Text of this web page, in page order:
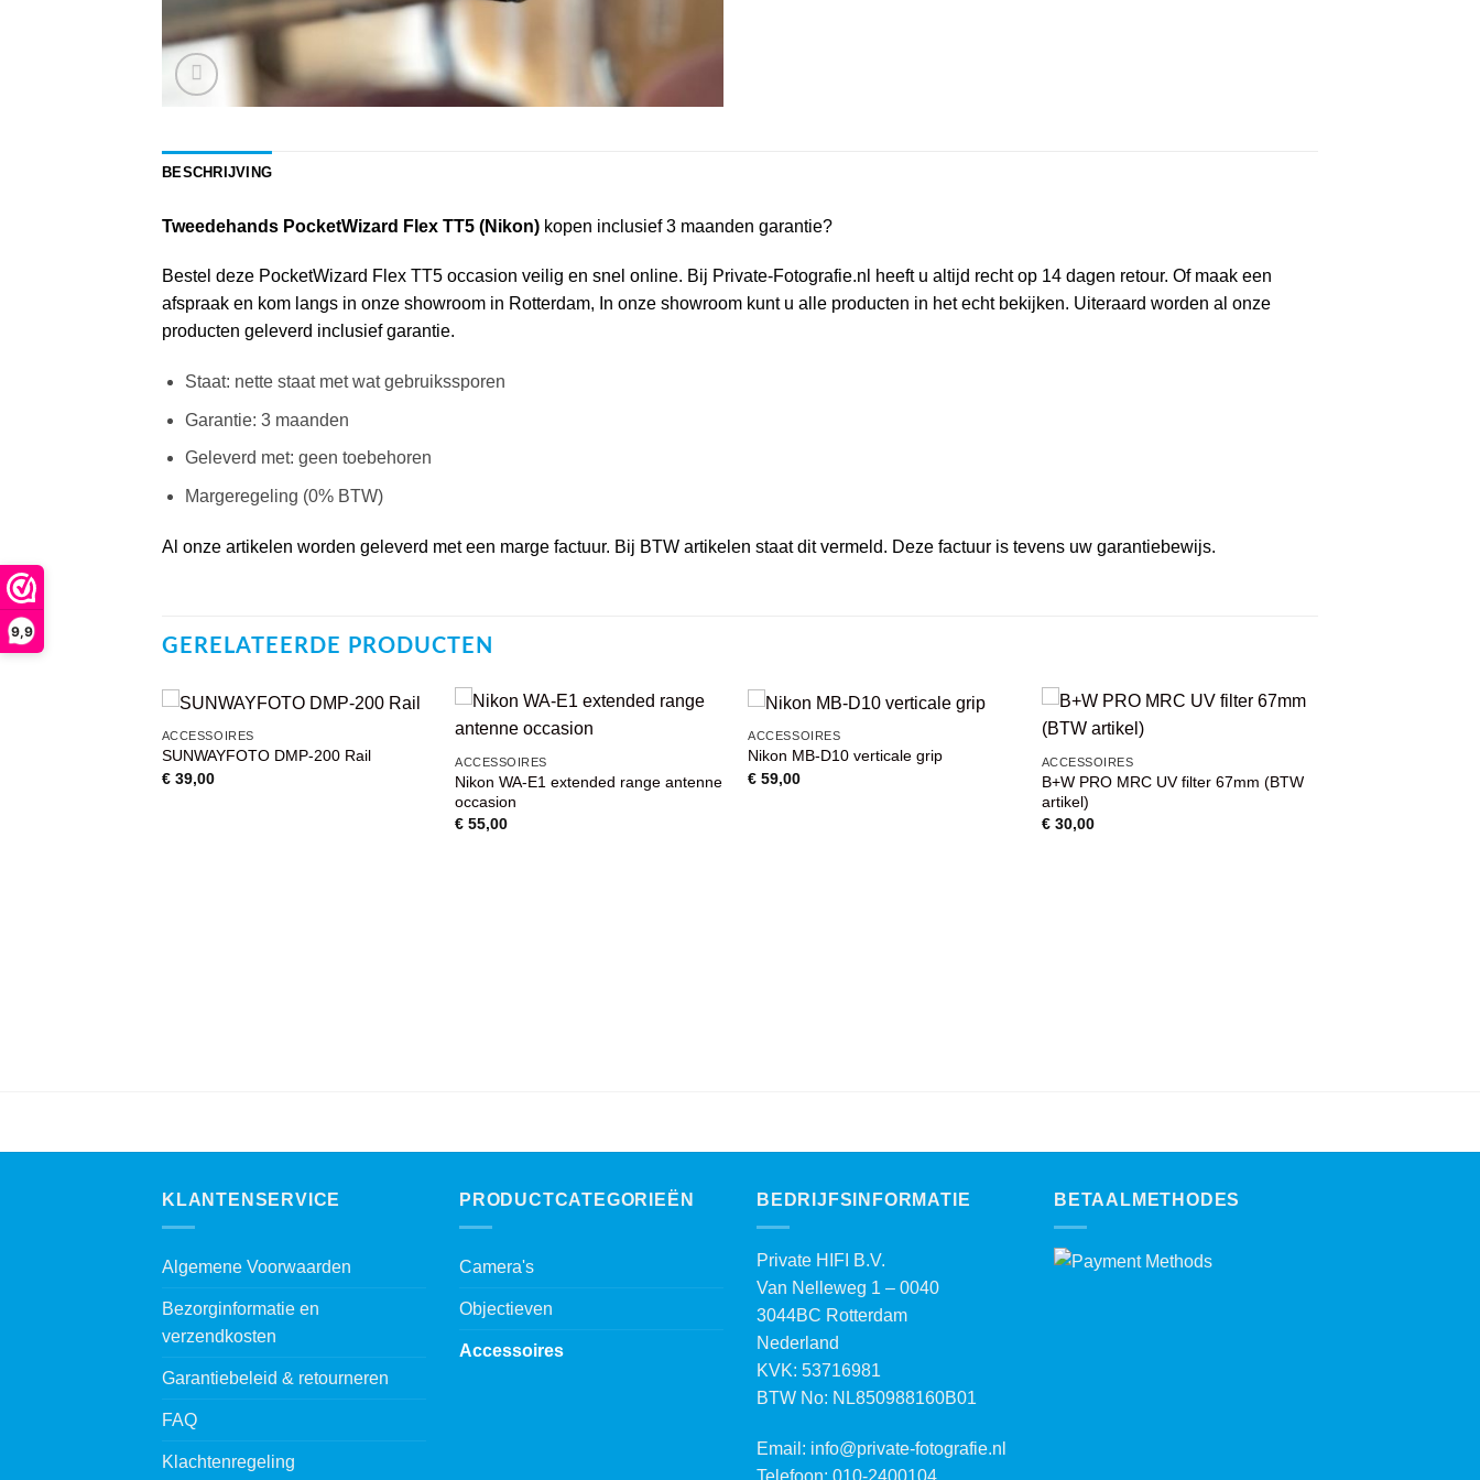
9,9
BESCHRIJVING
Tweedehands PocketWizard Flex TT5 (Nikon) kopen inclusief 3 maanden garantie?
Bestel deze PocketWizard Flex TT5 occasion veilig en snel online. Bij Private-Fotografie.nl heeft u altijd recht op 14 dagen retour. Of maak een
afspraak en kom langs in onze showroom in Rotterdam, In onze showroom kunt u alle producten in het echt bekijken. Uiteraard worden al onze
producten geleverd inclusief garantie.
Staat: nette staat met wat gebruikssporen
Garantie: 3 maanden
Geleverd met: geen toebehoren
Margeregeling (0% BTW)
Al onze artikelen worden geleverd met een marge factuur. Bij BTW artikelen staat dit vermeld. Deze factuur is tevens uw garantiebewijs.
GERELATEERDE PRODUCTEN
VOEG TOE
ACCESSOIRES
SUNWAYFOTO DMP-200 Rail
€39,00
WENSENLIJST
ACCESSOIRES
Nikon WA-E1 extended range antenne
occasion
€ 55,00
VOEG TOE
ACCESSOIRES
Nikon MB-D10 verticale grip
€ 59,00
WENSENLIJST
ACCESSOIRES
B+W PRO MRC UV filter 67mm (BTW
artikel)
€30,00
KLANTENSERVICE
Algemene Voorwaarden
Bezorginformatie en
verzendkosten
Garantiebeleid & retourneren
FAQ
Klachtenregeling
PRODUCTCATEGORIEËN
Camera's
Objectieven
Accessoires
BEDRIJFSINFORMATIE
Private HIFI B.V.
Van Nelleweg 1 – 0040
3044BC Rotterdam
Nederland
KVK: 53716981
BTW No: NL850988160B01
Email: info@private-fotografie.nl
Telefoon: 010-2400104
BETAALMETHODES